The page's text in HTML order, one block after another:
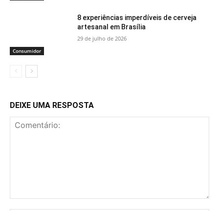
Consumidor
8 experiências imperdíveis de cerveja
artesanal em Brasília
29 de julho de 2026
DEIXE UMA RESPOSTA